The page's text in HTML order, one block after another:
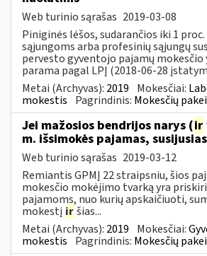
Web turinio sąrašas 2019-03-08
Piniginės lėšos, sudarančios iki 1
sąjungoms arba profesinių sąjungų
pervesto gyventojo pajamų
parama pagal LPĮ (2018-06-28
Metai (Archyvas): 2019 Mokesčiai:
mokestis Pagrindinis: Mokesčių
Jei mažosios bendrijos narys (ir
m. išsimokės pajamas,
Web turinio sąrašas 2019-03-12
Remiantis GPMĮ 22 straipsniu, šios
mokesčio mokėjimo tvarką yra
pajamoms, nuo kurių apskaičiuoti,
mokestį iršias...
Metai (Archyvas): 2019 Mokesčiai:
mokestis Pagrindinis: Mokesčių